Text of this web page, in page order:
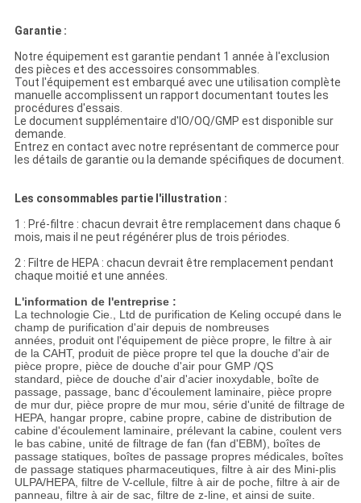
Garantie :
Notre équipement est garantie pendant 1 année à l'exclusion
des pièces et des accessoires consommables.
Tout l'équipement est embarqué avec une utilisation complète
manuelle accomplissent un rapport documentant toutes les
procédures d'essais.
Le document supplémentaire d'IO/OQ/GMP est disponible sur
demande.
Entrez en contact avec notre représentant de commerce pour
les détails de garantie ou la demande spécifiques de document.
Les consommables partie l'illustration :
1 : Pré-filtre : chacun devrait être remplacement dans chaque 6
mois, mais il ne peut régénérer plus de trois périodes.
2 : Filtre de HEPA : chacun devrait être remplacement pendant
chaque moitié et une années.
L'information de l'entreprise :
La technologie Cie., Ltd de purification de Keling occupé dans le
champ de purification d'air depuis de nombreuses
années, produit ont l'équipement de pièce propre, le filtre à air
de la CAHT, produit de pièce propre tel que la douche d'air de
pièce propre, pièce de douche d'air pour GMP /QS
standard, pièce de douche d'air d'acier inoxydable, boîte de
passage, passage, banc d'écoulement laminaire, pièce propre
de mur dur, pièce propre de mur mou, série d'unité de filtrage de
HEPA, hangar propre, cabine propre, cabine de distribution de
cabine d'écoulement laminaire, prélevant la cabine, coulent vers
le bas cabine, unité de filtrage de fan (fan d'EBM), boîtes de
passage statiques, boîtes de passage propres médicales, boîtes
de passage statiques pharmaceutiques, filtre à air des Mini-plis
ULPA/HEPA, filtre de V-cellule, filtre à air de poche, filtre à air de
panneau, filtre à air de sac, filtre de z-line, et ainsi de suite.